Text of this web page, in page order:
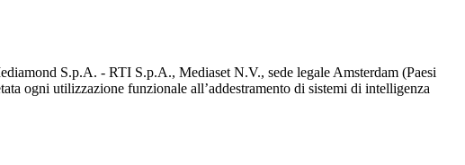
S.p.A. - RTI S.p.A., Mediaset N.V., sede legale Amsterdam (Paesi
ogni utilizzazione funzionale all’addestramento di sistemi di intelligenza